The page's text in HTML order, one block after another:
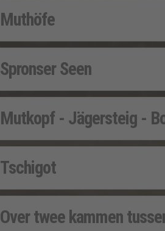
Muthöfe
Spronser Seen
Mutkopf - Jägersteig -
Tschigot
Over twee kammen